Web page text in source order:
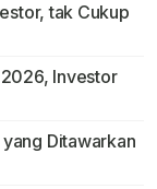
tak Cukup
Investor
yang Ditawarkan